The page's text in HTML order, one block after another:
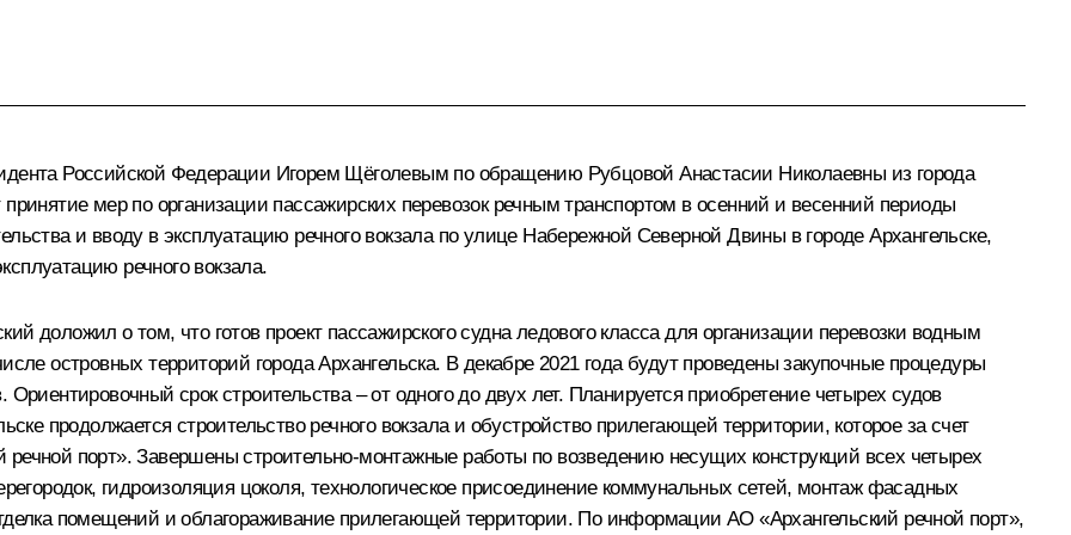
Российской Федерации Игорем Щёголевым по обращению Рубцовой Анастасии Николаевны из города
мер по организации пассажирских перевозок речным транспортом в осенний и весенний периоды
и вводу в эксплуатацию речного вокзала по улице Набережной Северной Двины в городе Архангельске,
речного вокзала.
доложил о том, что готов проект пассажирского судна ледового класса для организации перевозки водным
островных территорий города Архангельска. В декабре 2021 года будут проведены закупочные процедуры
срок строительства – от одного до двух лет. Планируется приобретение четырех судов
продолжается строительство речного вокзала и обустройство прилегающей территории, которое за счет
порт». Завершены строительно-монтажные работы по возведению несущих конструкций всех четырех
гидроизоляция цоколя, технологическое присоединение коммунальных сетей, монтаж фасадных
помещений и облагораживание прилегающей территории. По информации АО «Архангельский речной порт»,